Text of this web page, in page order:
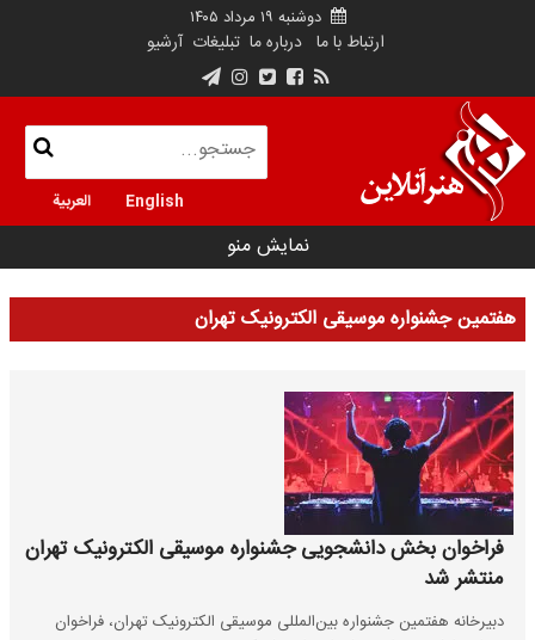
دوشنبه ۱۹ مرداد ۱۴۰۵
ارتباط با ما درباره ما تبلیغات آرشیو
English العربية
نمایش منو
هفتمین جشنواره موسیقی الکترونیک تهران
فراخوان بخش دانشجویی جشنواره موسیقی الکترونیک تهران
منتشر شد
دبیرخانه هفتمین جشنواره بین‌المللی موسیقی الکترونیک تهران، فراخوان